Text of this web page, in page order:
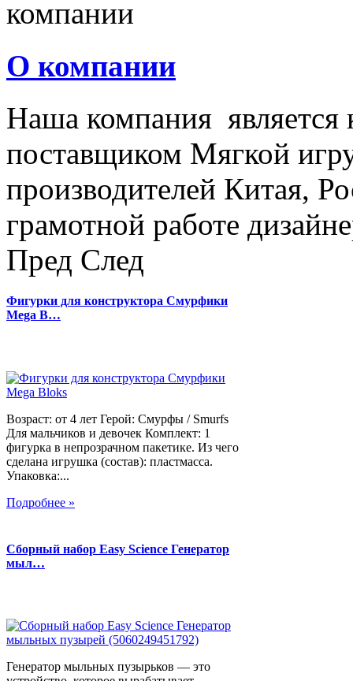
О компании
Наша компания
поставщиком Мягкой
производителей Китая,
грамотной работе
Пред След
Фигурки для конструктора Смурфики
Mega B…
Возраст: от 4 лет Герой: Смурфы / Smurfs
Для мальчиков и девочек Комплект: 1
фигурка в непрозрачном пакетике. Из чего
сделана игрушка (состав): пластмасса.
Упаковка:...
Подробнее »
Сборный набор Easy Science Генератор
мыл…
Генератор мыльных пузырьков — это